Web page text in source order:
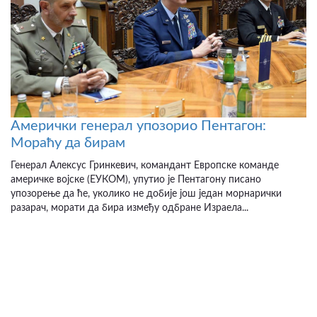
Амерички генерал упозорио Пентагон:
Мораћу да бирам
Генерал Алексус Гринкевич, командант Европске команде
америчке војске (ЕУКОМ), упутио је Пентагону писано
упозорење да ће, уколико не добије још један морнарички
разарач, морати да бира између одбране Израела...